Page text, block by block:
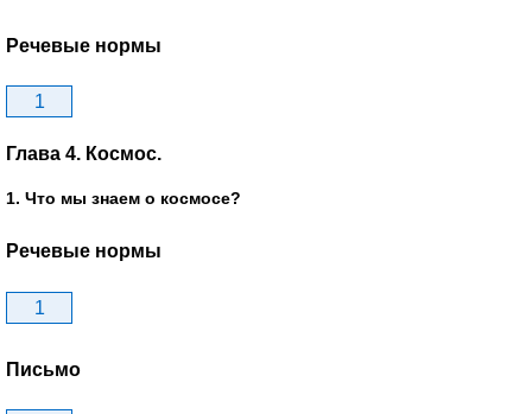
Речевые нормы
1
Глава 4. Космос.
1. Что мы знаем о космосе?
Речевые нормы
1
Письмо